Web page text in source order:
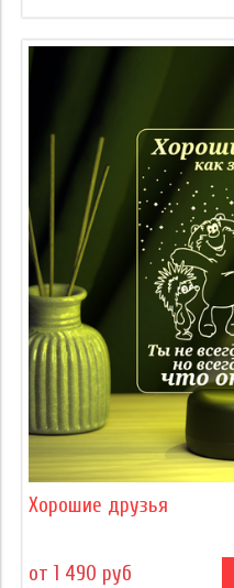
Хорошие друзья
от 1 490 руб